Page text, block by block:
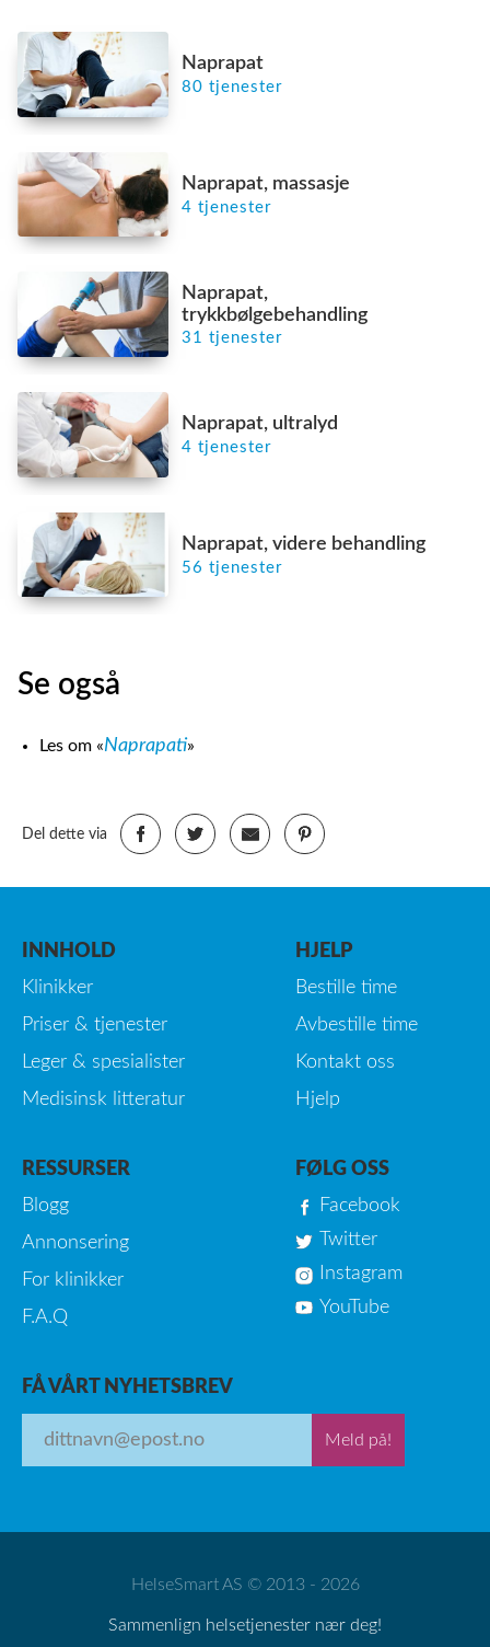
Naprapat
80 tjenester
Naprapat, massasje
4 tjenester
Naprapat,
trykkbølgebehandling
31 tjenester
Naprapat, ultralyd
4 tjenester
Naprapat, videre behandling
56 tjenester
Se også
Les om «Naprapati»
Del dette via
INNHOLD
Klinikker
Priser & tjenester
Leger & spesialister
Medisinsk litteratur
HJELP
Bestille time
Avbestille time
Kontakt oss
Hjelp
RESSURSER
Blogg
Annonsering
For klinikker
F.A.Q
FØLG OSS
Facebook
Twitter
Instagram
YouTube
FÅ VÅRT NYHETSBREV
Meld på!
HelseSmart AS © 2013 - 2026
Sammenlign helsetjenester nær deg!